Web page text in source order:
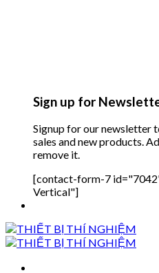
Sign up for
Signup for our newsletter
sales and new products.
remove it.
[contact-form-7
Vertical"]